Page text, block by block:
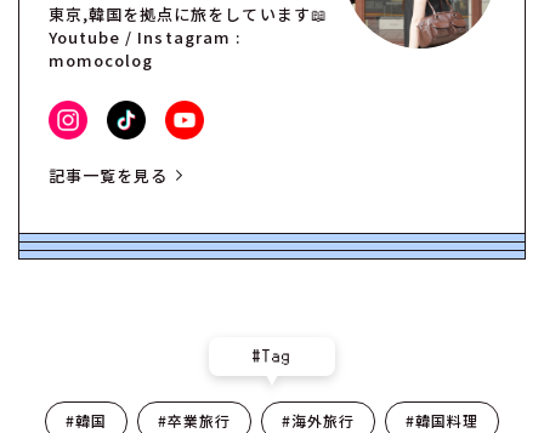
東京,韓国を拠点に旅をしています📖
Youtube / Instagram :
momocolog
記事一覧を見る
#Tag
#韓国 #卒業旅行 #海外旅行 #韓国料理